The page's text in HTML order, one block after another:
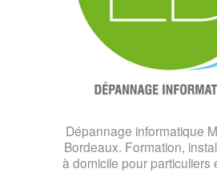
Dépannage informatique
Bordeaux. Formation,
à domicile pour particuliers